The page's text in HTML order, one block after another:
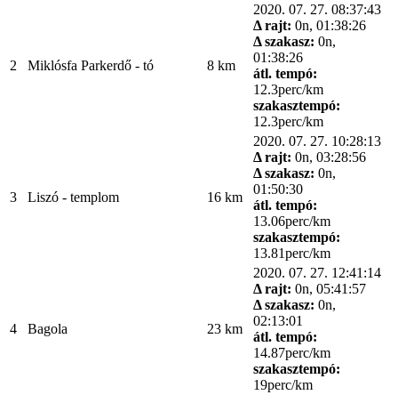
2 Miklósfa Parkerdő - tó 8 km
2020. 07. 27. 08:37:43
Δ rajt: 0n, 01:38:26
Δ szakasz: 0n,
01:38:26
átl. tempó:
12.3perc/km
szakasztempó:
12.3perc/km
3 Liszó - templom 16 km
2020. 07. 27. 10:28:13
Δ rajt: 0n, 03:28:56
Δ szakasz: 0n,
01:50:30
átl. tempó:
13.06perc/km
szakasztempó:
13.81perc/km
4 Bagola 23 km
2020. 07. 27. 12:41:14
Δ rajt: 0n, 05:41:57
Δ szakasz: 0n,
02:13:01
átl. tempó:
14.87perc/km
szakasztempó:
19perc/km